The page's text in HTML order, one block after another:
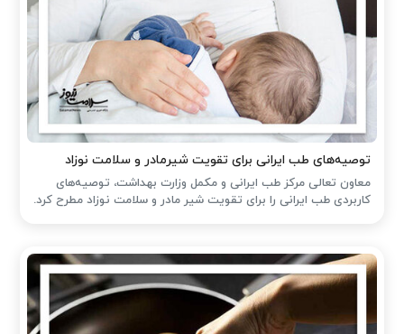
توصیه‌های طب ایرانی برای تقویت شیرمادر و سلامت نوزاد
معاون تعالی مرکز طب ایرانی و مکمل وزارت بهداشت، توصیه‌های
کاربردی طب ایرانی را برای تقویت شیر مادر و سلامت نوزاد مطرح کرد.